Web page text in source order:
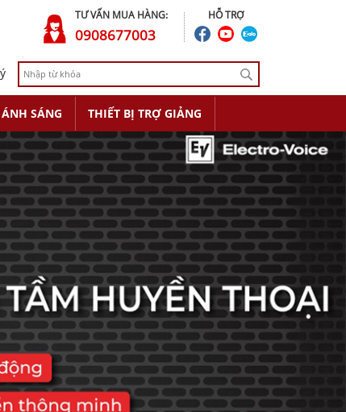
HỖ TRỢ
TƯ VẤN MUA HÀNG:
0908677003
ÁNH SÁNG THIẾT BỊ TRỢ GIẢNG